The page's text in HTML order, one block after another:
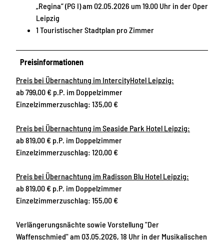
„Regina“ (PG I) am 02.05.2026 um 19.00 Uhr in der Oper
Leipzig
1 Touristischer Stadtplan pro Zimmer
Preisinformationen
Preis bei Übernachtung im IntercityHotel Leipzig:
ab 799,00 € p.P. im Doppelzimmer
Einzelzimmerzuschlag: 135,00 €
Preis bei Übernachtung im Seaside Park Hotel Leipzig:
ab 819,00 € p.P. im Doppelzimmer
Einzelzimmerzuschlag: 120,00 €
Preis bei Übernachtung im Radisson Blu Hotel Leipzig:
ab 819,00 € p.P. im Doppelzimmer
Einzelzimmerzuschlag: 155,00 €
Verlängerungsnächte sowie Vorstellung "Der
Waffenschmied" am 03.05.2026, 18 Uhr in der Musikalischen